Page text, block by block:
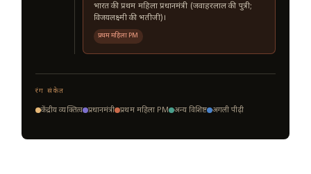
भारत की प्रथम महिला प्रधानमंत्री (जवाहरलाल की पुत्री;
विजयलक्ष्मी की भतीजी)।
प्रथम महिला PM
रंग संकेत
केंद्रीय व्यक्तित्व प्रधानमंत्री प्रथम महिला PM अन्य विशिष्ट अगली पीढ़ी